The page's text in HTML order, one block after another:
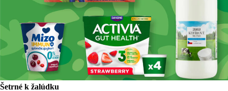
Šetrné k žalúdku